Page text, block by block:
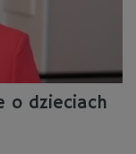
o dzieciach